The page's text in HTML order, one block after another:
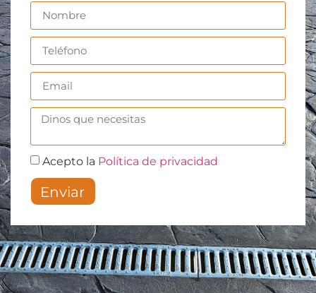
Acepto la Política de privacidad
Enviar